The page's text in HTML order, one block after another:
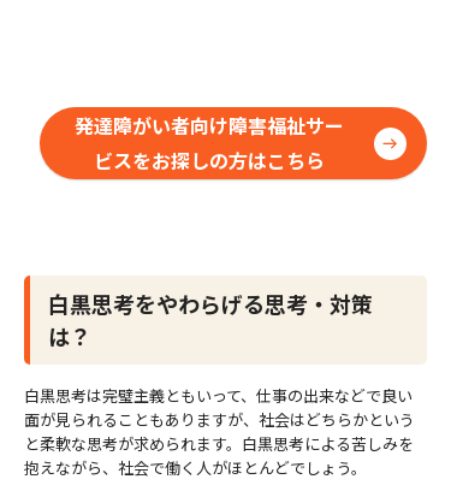
発達障がい者向け障害福祉サー
ビスをお探しの方はこちら
白黒思考をやわらげる思考・対策
は？
白黒思考は完璧主義ともいって、仕事の出来などで良い
面が見られることもありますが、社会はどちらかという
と柔軟な思考が求められます。白黒思考による苦しみを
抱えながら、社会で働く人がほとんどでしょう。